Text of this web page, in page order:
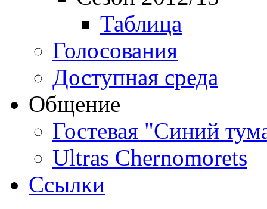
Таблица
Голосования
Доступная среда
Общение
Гостевая "Синий
Ultras Chernomorets
Ссылки